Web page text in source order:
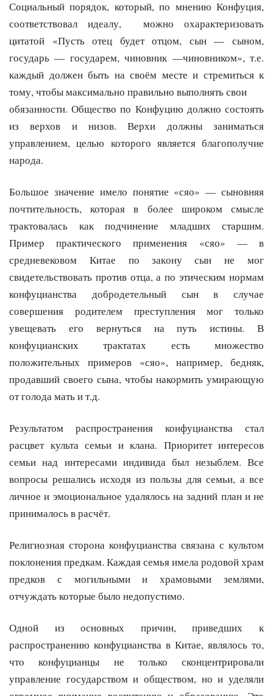
Социальный порядок, который, по мнению Конфуция,
соответствовал идеалу, можно охарактеризовать
цитатой «Пусть отец будет отцом, сын — сыном,
государь — государем, чиновник —чиновником», т.е.
каждый должен быть на своём месте и стремиться к
тому, чтобы максимально правильно выполнять свои
обязанности. Общество по Конфуцию должно состоять
из верхов и низов. Верхи должны заниматься
управлением, целью которого является благополучие
народа.
Большое значение имело понятие «сяо» — сыновняя
почтительность, которая в более широком смысле
трактовалась как подчинение младших старшим.
Пример практического применения «сяо» — в
средневековом Китае по закону сын не мог
свидетельствовать против отца, а по этическим нормам
конфуцианства добродетельный сын в случае
совершения родителем преступления мог только
увещевать его вернуться на путь истины. В
конфуцианских трактатах есть множество
положительных примеров «сяо», например, бедняк,
продавший своего сына, чтобы накормить умирающую
от голода мать и т.д.
Результатом распространения конфуцианства стал
расцвет культа семьи и клана. Приоритет интересов
семьи над интересами индивида был незыблем. Все
вопросы решались исходя из пользы для семьи, а все
личное и эмоциональное удалялось на задний план и не
принималось в расчёт.
Религиозная сторона конфуцианства связана с культом
поклонения предкам. Каждая семья имела родовой храм
предков с могильными и храмовыми землями,
отчуждать которые было недопустимо.
Одной из основных причин, приведших к
распространению конфуцианства в Китае, являлось то,
что конфуцианцы не только сконцентрировали
управление государством и обществом, но и уделяли